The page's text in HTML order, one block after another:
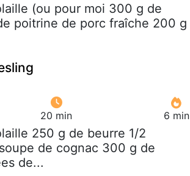
(ou pour moi 300 g de
poitrine de porc fraîche 200 g
20 min 6 min
250 g de beurre 1/2
de cognac 300 g de
de...